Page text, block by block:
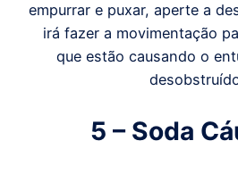
empurrar e puxar, aperte a
irá fazer a movimentação
que estão causando o
5 – Soda